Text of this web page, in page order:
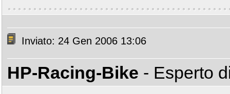
Inviato: 24 Gen 2006 13:06
HP-Racing-Bike - Esperto